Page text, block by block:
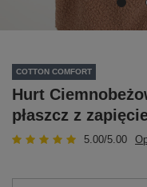
COTTON COMFORT
Hurt
płaszcz z
5.00/5.00